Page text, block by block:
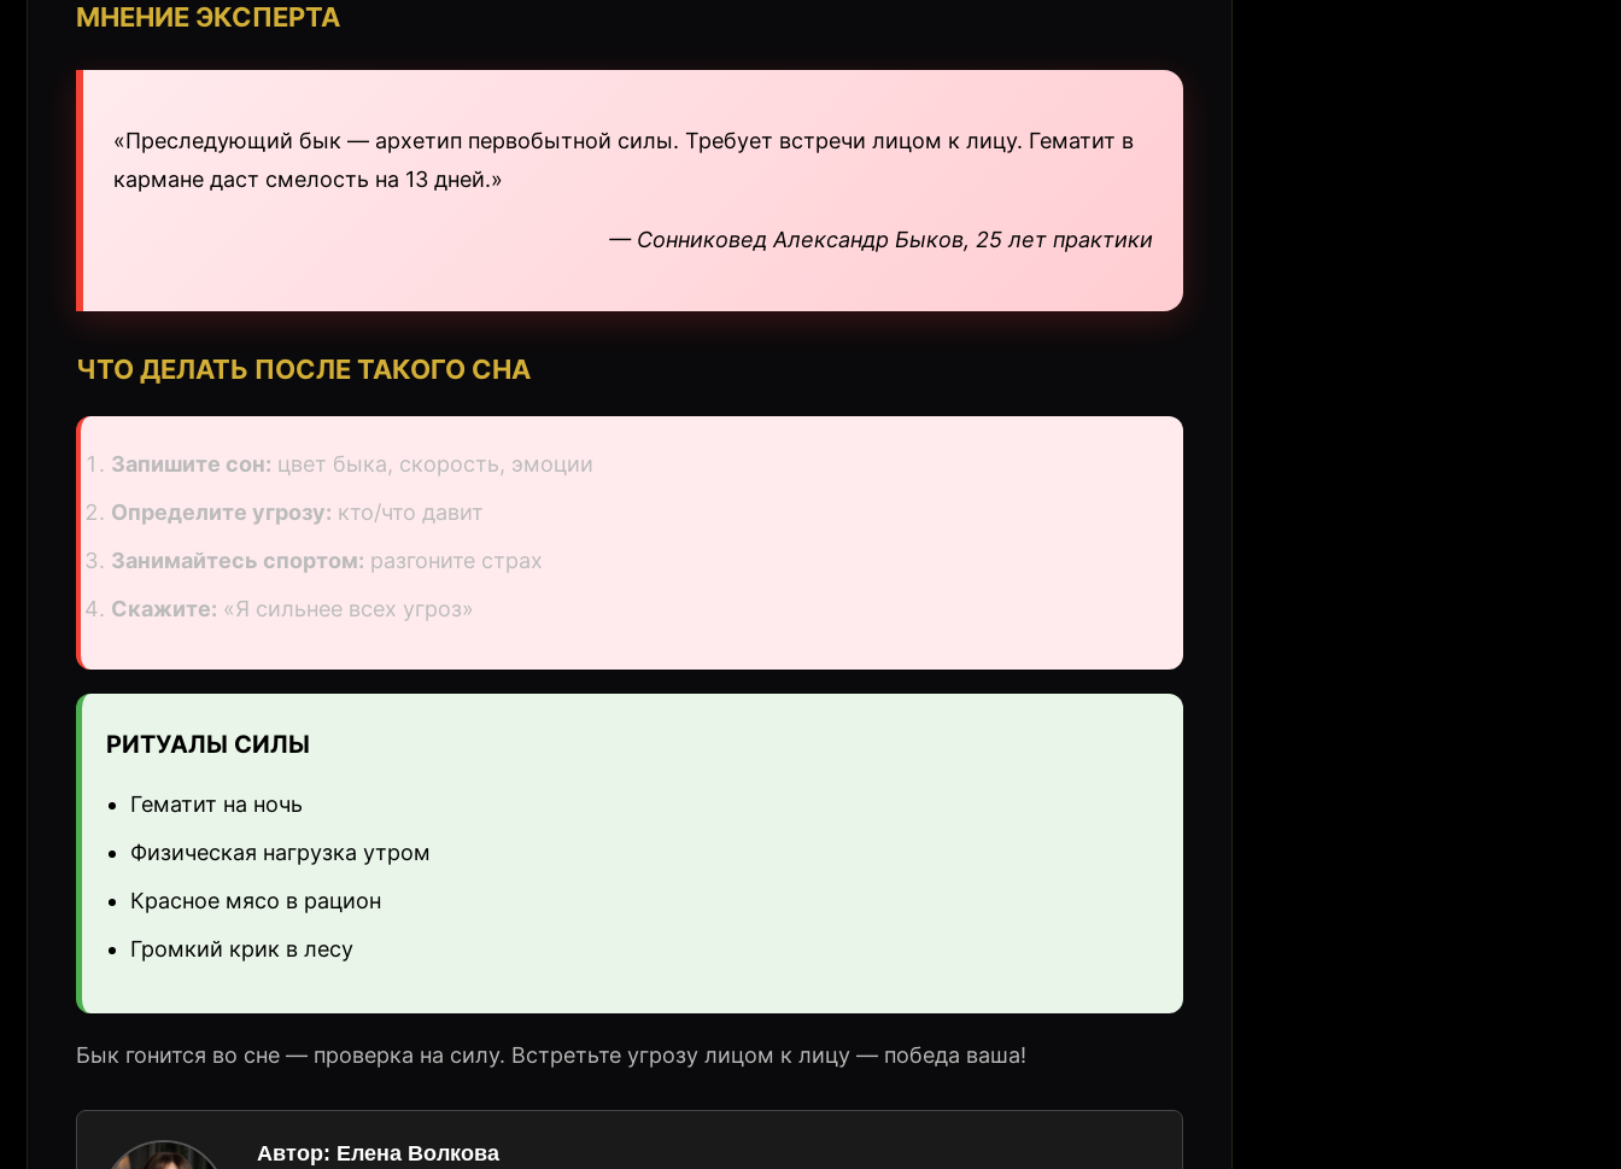
МНЕНИЕ ЭКСПЕРТА
«Преследующий бык — архетип первобытной силы. Требует встречи лицом к лицу. Гематит в
кармане даст смелость на 13 дней.»
— Сонниковед Александр Быков, 25 лет практики
ЧТО ДЕЛАТЬ ПОСЛЕ ТАКОГО СНА
Запишите сон: цвет быка, скорость, эмоции
Определите угрозу: кто/что давит
Занимайтесь спортом: разгоните страх
Скажите: «Я сильнее всех угроз»
РИТУАЛЫ СИЛЫ
Гематит на ночь
Физическая нагрузка утром
Красное мясо в рацион
Громкий крик в лесу
Бык гонится во сне — проверка на силу. Встретьте угрозу лицом к лицу — победа ваша!
Автор: Елена Волкова